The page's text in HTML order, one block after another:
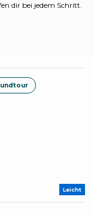
dir bei jedem Schritt.
Leicht